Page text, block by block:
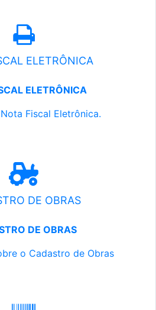
ELETRÔNICA
ELETRÔNICA
Fiscal Eletrônica.
DE OBRAS
DE OBRAS
o Cadastro de Obras